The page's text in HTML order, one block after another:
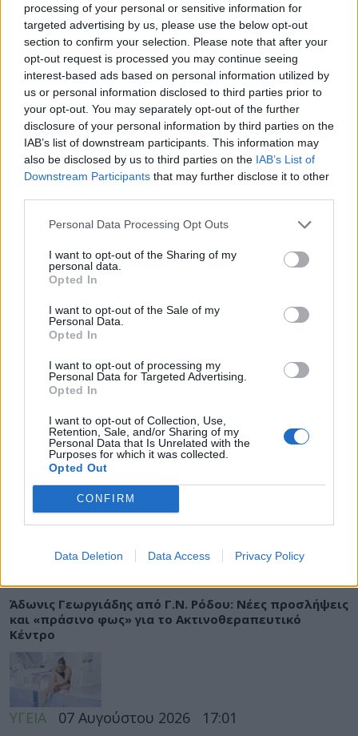
processing of your personal or sensitive information for
targeted advertising by us, please use the below opt-out
section to confirm your selection. Please note that after your
opt-out request is processed you may continue seeing
interest-based ads based on personal information utilized by
us or personal information disclosed to third parties prior to
your opt-out. You may separately opt-out of the further
disclosure of your personal information by third parties on the
IAB’s list of downstream participants. This information may
also be disclosed by us to third parties on the IAB’s List of
Downstream Participants that may further disclose it to other
Personal Data Processing Opt Outs
I want to opt-out of the Sharing of my
personal data.
Opted In
I want to opt-out of the Sale of my
Personal Data.
Opted In
I want to opt-out of processing my
Personal Data for Targeted Advertising.
Opted In
I want to opt-out of Collection, Use,
Retention, Sale, and/or Sharing of my
Personal Data that Is Unrelated with the
Purposes for which it was collected.
Opted Out
CONFIRM
Data Deletion Data Access Privacy Policy
ΡΟΗ ΕΙΔΗΣΕΩΝ
ΔΙΑΤΡΟΦΗ 07 Αυγούστου 2026 19:06
Κεχρί: Πώς μια ενισχυμένη ποικιλία μπορεί να
«γεμίσει» σίδηρο τα παιδιά, χωρίς παρενέργειες
Άδωνις Γεωργιάδης από Γ.Ν. Ρόδου: Νέες προσλήψεις
και «πράσινο φως» για το Ακτινοθεραπευτικό
Κέντρο
ΥΓΕΙΑ 07 Αυγούστου 2026 17:01